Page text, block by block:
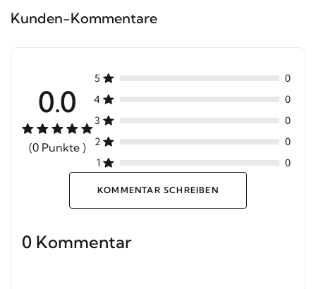
Kunden-Kommentare
0.0
(0 Punkte )
5
0
4
0
3
0
2
0
1
0
KOMMENTAR SCHREIBEN
0 Kommentar